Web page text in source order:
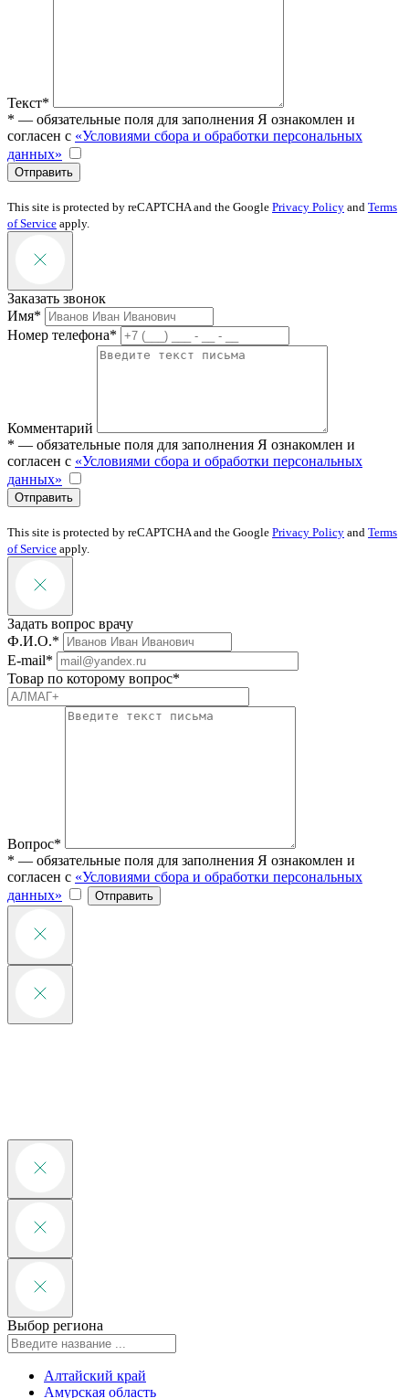
Текст*
* — обязательные поля для заполнения Я ознакомлен и
согласен с «Условиями сбора и обработки персональных
данных»
Отправить
This site is protected by reCAPTCHA and the Google Privacy Policy and Terms
of Service apply.
Заказать звонок
Имя*
Номер телефона*
Комментарий
* — обязательные поля для заполнения Я ознакомлен и
согласен с «Условиями сбора и обработки персональных
данных»
Отправить
This site is protected by reCAPTCHA and the Google Privacy Policy and Terms
of Service apply.
Задать вопрос врачу
Ф.И.О.*
E-mail*
Товар по которому вопрос*
Вопрос*
* — обязательные поля для заполнения Я ознакомлен и
согласен с «Условиями сбора и обработки персональных
данных»
Отправить
Выбор региона
Алтайский край
Амурская область